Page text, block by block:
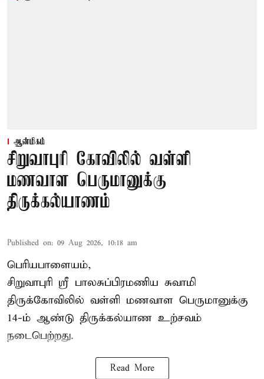
ஆன்மிகம்
சிறுவாபுரி கோவிலில் வள்ளி
மணவாள பெருமானுக்கு
திருக்கல்யாணம்
Published on: 09 Aug 2026, 10:18 am
பெரியபாளையம்,
சிறுவாபுரி ஸ்ரீ பாலசுப்பிரமணிய சுவாமி
திருக்கோவிலில் வள்ளி மணவாள பெருமானுக்கு
14-ம் ஆண்டு திருக்கல்யாண உற்சவம்
நடைபெற்றது.
Read More